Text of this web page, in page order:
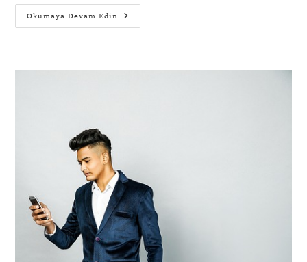
Okumaya Devam Edin